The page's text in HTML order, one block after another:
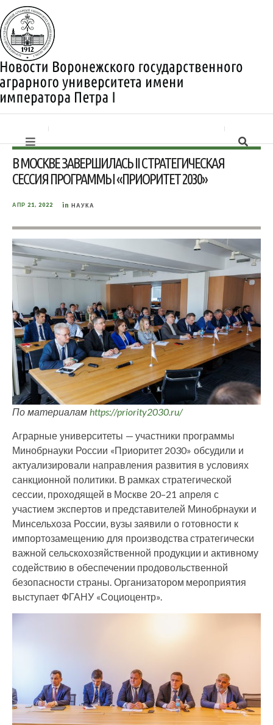
В МОСКВЕ ЗАВЕРШИЛАСЬ II СТРАТЕГИЧЕСКАЯ
СЕССИЯ ПРОГРАММЫ «ПРИОРИТЕТ 2030»
АПР 21, 2022 in НАУКА
По материалам https://priority2030.ru/
Аграрные университеты — участники программы
Минобрнауки России «Приоритет 2030» обсудили и
актуализировали направления развития в условиях
санкционной политики. В рамках стратегической
сессии, проходящей в Москве 20–21 апреля с
участием экспертов и представителей Минобрнауки и
Минсельхоза России, вузы заявили о готовности к
импортозамещению для производства стратегически
важной сельскохозяйственной продукции и активному
содействию в обеспечении продовольственной
безопасности страны. Организатором мероприятия
выступает ФГАНУ «Социоцентр».